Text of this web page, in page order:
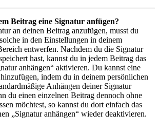
Beitrag eine Signatur anfügen?
an deinen Beitrag anzufügen, musst du
in den Einstellungen in deinem
entwerfen. Nachdem du die Signatur
hast, kannst du in jedem Beitrag das
anhängen“ aktivieren. Du kannst eine
indem du in deinem persönlichen
Anhängen deiner Signatur
du einen einzelnen Beitrag dennoch ohne
möchtest, so kannst du dort einfach das
„Signatur anhängen“ wieder deaktivieren.